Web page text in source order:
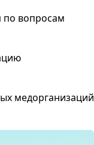
по вопросам
медорганизаций